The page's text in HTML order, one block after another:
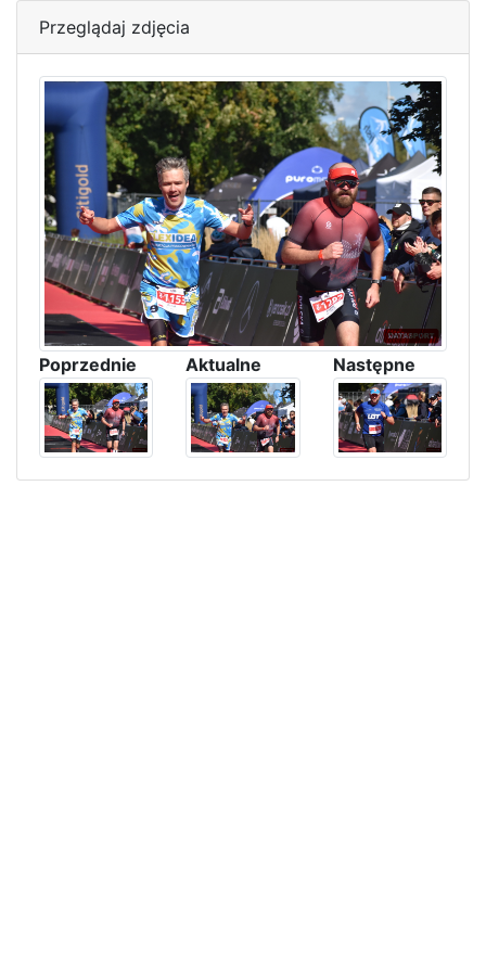
Przeglądaj zdjęcia
Poprzednie Aktualne Następne